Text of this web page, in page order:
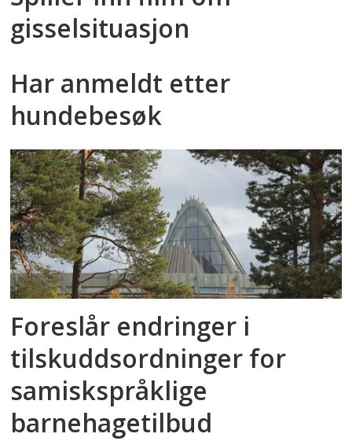
gisselsituasjon
Har anmeldt etter
hundebesøk
Foreslår endringer i
tilskuddsordninger for
samiskspråklige
barnehagetilbud